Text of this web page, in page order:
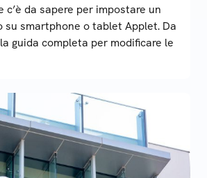
c’è da sapere per impostare un
su smartphone o tablet Applet. Da
guida completa per modificare le